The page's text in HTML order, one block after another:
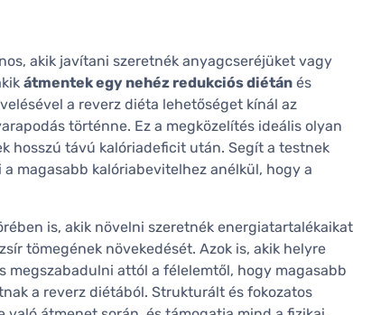
akik javítani szeretnék anyagcseréjüket vagy
átmentek egy nehéz redukciós diétán és
a reverz diéta lehetőséget kínál az
történne. Ez a megközelítés ideális olyan
hosszú távú kalóriadeficit után. Segít a testnek
magasabb kalóriabevitelhez anélkül, hogy a
is, akik növelni szeretnék energiatartalékaikat
tömegének növekedését. Azok is, akik helyre
megszabadulni attól a félelemtől, hogy magasabb
a reverz diétából. Strukturált és fokozatos